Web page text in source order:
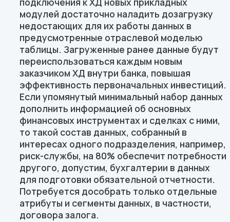
модулей достаточно наладить дозагрузку
недостающих для их работы данных в
предусмотренные отраслевой моделью
таблицы. Загруженные ранее данные будут
переиспользоваться каждым новым
заказчиком ХД внутри банка, повышая
эффективность первоначальных инвестиций.
Если упомянутый минимальный набор данных
дополнить информацией об основных
финансовых инструментах и сделках с ними,
то такой состав данных, собранный в
интересах одного подразделения, например,
риск-службы, на 80% обеспечит потребности
другого, допустим, бухгалтерии в данных
для подготовки обязательной отчетности.
Потребуется дособрать только отдельные
атрибуты и сегменты данных, в частности,
договора залога.